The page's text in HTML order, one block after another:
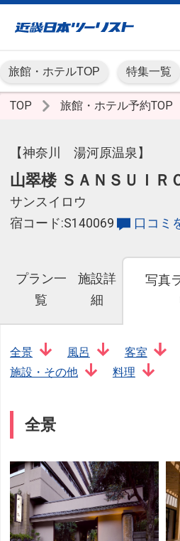
旅館・ホテルTOP 特集一覧
TOP 旅館・ホテル予約TOP
【神奈川 湯河原温泉】
山翠楼 ＳＡＮＳＵＩＲ
サンスイロウ
宿コード:S140069
口コミ
プラン一
覧
施設詳
細
写真
全景 風呂 客室
施設・その他
料理
全景